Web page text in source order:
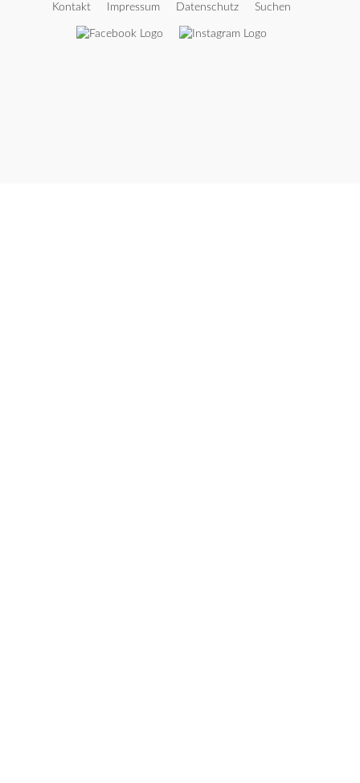
Kontakt Impressum Datenschutz Suchen